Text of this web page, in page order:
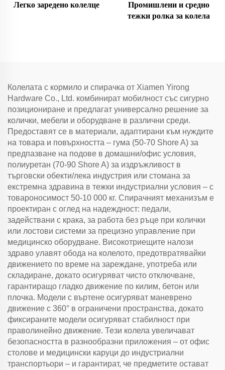
Легко заредено колелце
Промишлени и средно
тежки ролка за колела
Колелата с кормилo и спирачка от Xiamen Yirong
Hardware Co., Ltd. комбинират мобилност със сигурно
позициониране и предлагат универсално решение за
колички, мебели и оборудване в различни среди.
Предоставят се в материали, адаптирани към нуждите
на товара и повърхността – гума (50-70 Shore A) за
предпазване на подове в домашни/офис условия,
полиуретан (70-90 Shore A) за издръжливост в
търговски обекти/лека индустрия или стомана за
екстремна здравина в тежки индустриални условия – с
товароносимост 50-10 000 кг. Спирачният механизъм е
проектиран с оглед на надеждност: педали,
задействани с крака, за работа без ръце при колички
или лостови системи за прецизно управление при
медицинско оборудване. Високотриещите налози
здраво улавят обода на колелото, предотвратявайки
движението по време на зареждане, употреба или
складиране, докато осигуряват чисто отключване,
гарантиращо гладко движение по килим, бетон или
плочка. Модели с въртене осигуряват маневрено
движение с 360° в ограничени пространства, докато
фиксираните модели осигуряват стабилност при
праволинейно движение. Тези колела увеличават
безопасността в разнообразни приложения – от офис
столове и медицински каруци до индустриални
транспортьори – и гарантират, че предметите остават